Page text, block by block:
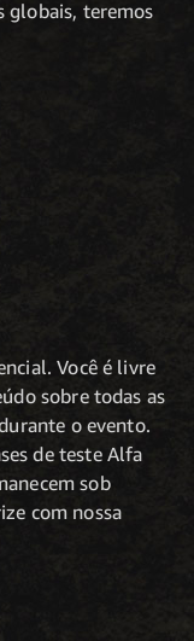
globais, teremos
Você é livre
sobre todas as
o evento.
de teste Alfa
sob
com nossa